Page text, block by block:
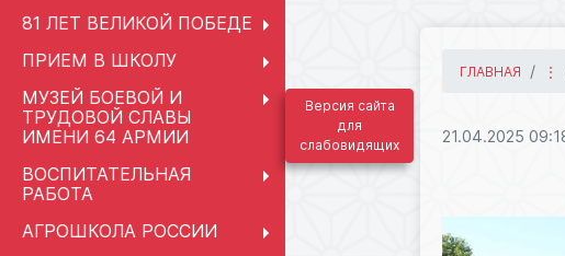
81 ЛЕТ ВЕЛИКОЙ ПОБЕДЕ
ПРИЕМ В ШКОЛУ
МУЗЕЙ БОЕВОЙ И
ТРУДОВОЙ СЛАВЫ
ИМЕНИ 64 АРМИИ
ВОСПИТАТЕЛЬНАЯ
РАБОТА
АГРОШКОЛА РОССИИ
Версия сайта
для
слабовидящих
ГЛАВНАЯ ⋮
21.04.2025